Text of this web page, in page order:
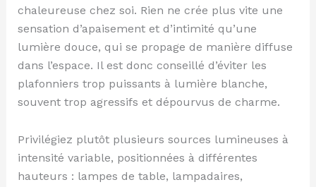
chaleureuse chez soi. Rien ne crée plus vite une
sensation d’apaisement et d’intimité qu’une
lumière douce, qui se propage de manière diffuse
dans l’espace. Il est donc conseillé d’éviter les
plafonniers trop puissants à lumière blanche,
souvent trop agressifs et dépourvus de charme.
Privilégiez plutôt plusieurs sources lumineuses à
intensité variable, positionnées à différentes
hauteurs : lampes de table, lampadaires,